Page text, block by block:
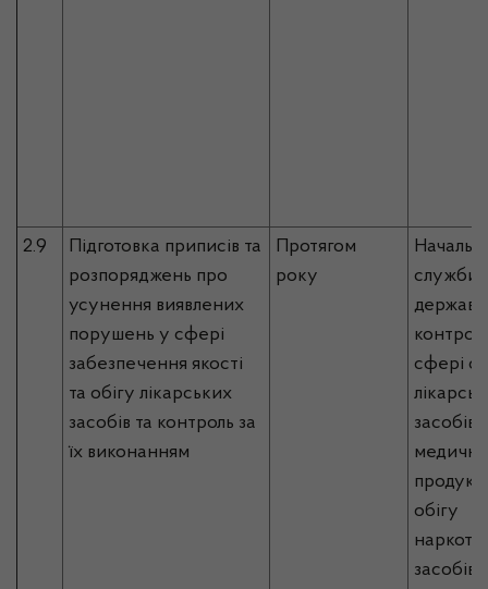
2.9
Підготовка приписів та
розпоряджень про
усунення виявлених
порушень у сфері
забезпечення якості
та обігу лікарських
засобів та контроль за
їх виконанням
Протягом
року
служби,
сфері
засобів,
обігу
засобів,